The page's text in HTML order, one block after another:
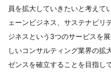
員を拡大していきたいと考えて
ェーンビジネス、サステナビリ
ジネスという3つのサービスを
しいコンサルティング業界の拡
ゼンスを確立することを目指し